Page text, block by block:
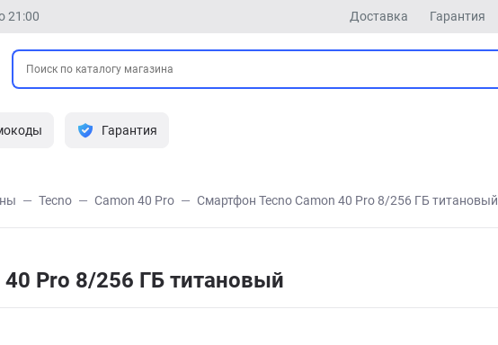
21:00 Доставка Гарантия
Гарантия
Tecno Camon 40 Pro Смартфон Tecno Camon 40 Pro 8/256 ГБ титановый
Pro 8/256 ГБ титановый